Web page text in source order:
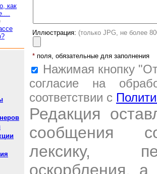
как
Иллюстрация: (только JPG, не более
* поля, обязательные для заполнения
Нажимая кнопку
согласие на
соответствии с
Редакция
сообщения
лексику,
оскорбления,